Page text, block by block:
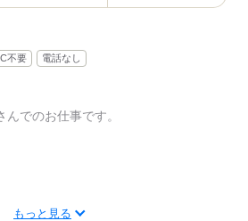
不要 電話なし
でのお仕事です。
、原液・ミルク・シロップなどの材
もっと見る